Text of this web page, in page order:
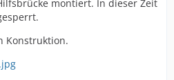
montiert. In dieser Zeit
Konstruktion.